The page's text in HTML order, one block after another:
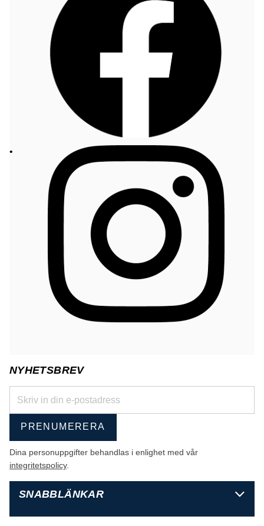
NYHETSBREV
PRENUMERERA
Dina personuppgifter behandlas i enlighet med vår
integritetspolicy.
SNABBLÄNKAR